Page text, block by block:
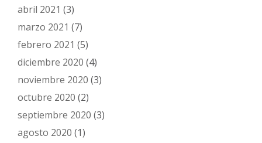
abril 2021 (3)
marzo 2021 (7)
febrero 2021 (5)
diciembre 2020 (4)
noviembre 2020 (3)
octubre 2020 (2)
septiembre 2020 (3)
agosto 2020 (1)